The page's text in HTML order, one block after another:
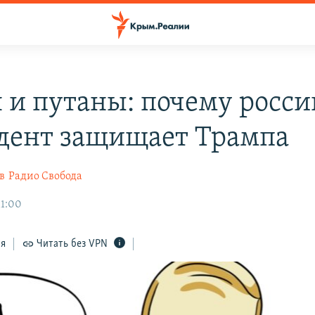
путаны: почему
защищает Трампа
Радио Свобода
Читать без VPN